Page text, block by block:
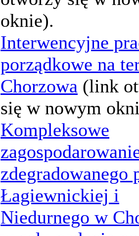
oknie).
Interwencyjne
porządkowe na
Chorzowa (link
się w nowym
Kompleksowe
zdegradowanego
Łagiewnickiej i
Niedurnego w